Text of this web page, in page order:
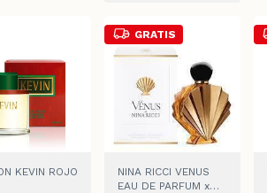
KEVIN ROJO
GRATIS
NINA RICCI VENUS
EAU DE PARFUM x